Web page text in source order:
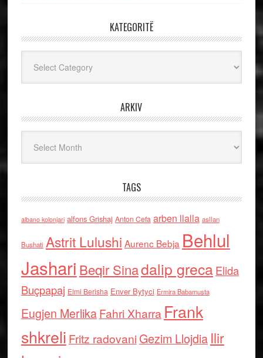
KATEGORITË
ARKIV
TAGS
albano kolonjari alfons Grishaj Anton Cefa arben llalla asllan
Bushati Astrit Lulushi Aurenc Bebja Behlul
Jashari Beqir Sinadalip grecaElida
Buçpapaj Elmi Berisha Enver Bytyci Ermira Babamusta
Eugjen MerlikaFahri Xharra Frank
shkreli Fritz radovaniGezim Llojdia Ilir